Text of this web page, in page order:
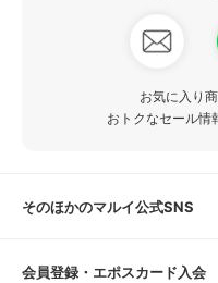
お気に入り
おトクなセール情
そのほかのマルイ公式SNS
会員登録・エポスカード入会